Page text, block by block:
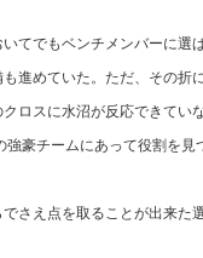
てでもベンチメンバーに選
進めていた。ただ、その折
ロスに水沼が反応できてい
豪チームにあって役割を見
さえ点を取ることが出来た